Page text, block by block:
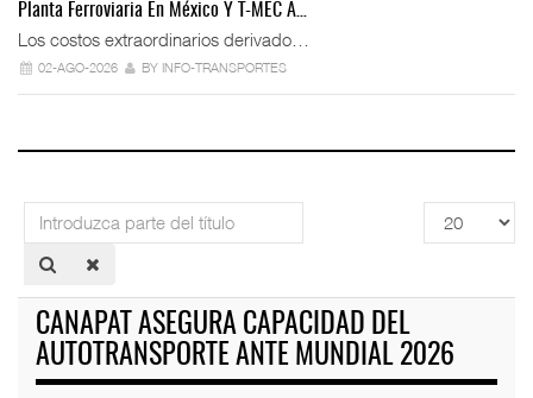
Planta Ferroviaria En México Y T-MEC A…
Los costos extraordinarios derivado…
02-AGO-2026 BY INFO-TRANSPORTES
Introduzca
parte
del
Cantidad
a
CANAPAT ASEGURA CAPACIDAD DEL
AUTOTRANSPORTE ANTE MUNDIAL 2026